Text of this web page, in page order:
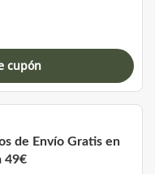
cupón
de Envío Gratis en
49€